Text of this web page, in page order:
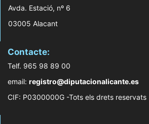
Avda. Estació, nº 6
03005 Alacant
Contacte:
Telf. 965 98 89 00
email: registro@diputacionalicante.es
CIF: P0300000G -Tots els drets reservats